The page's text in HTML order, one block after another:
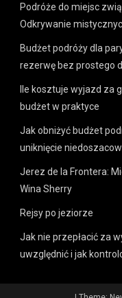
Podróże do miejsc
Odkrywanie
Budżet podróży dla
rezerwę bez prostego
Ile kosztuje wyjazd za
budżet w praktyce
Jak obniżyć budżet
uniknięcie
Jerez de la Frontera:
Wina Sherry
Rejsy po jeziorze
Jak nie przepłacić za
uwzględnić i jak